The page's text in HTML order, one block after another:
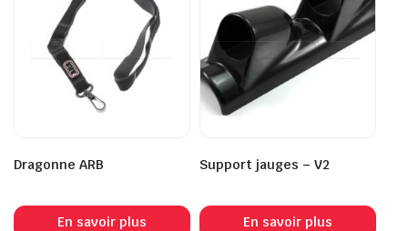
Dragonne ARB
En savoir plus
Support jauges – V2
En savoir plus